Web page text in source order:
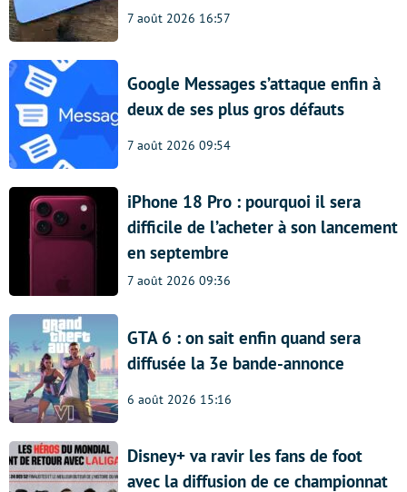
7 août 2026 16:57
Google Messages s’attaque enfin à
deux de ses plus gros défauts
7 août 2026 09:54
iPhone 18 Pro : pourquoi il sera
difficile de l’acheter à son lancement
en septembre
7 août 2026 09:36
GTA 6 : on sait enfin quand sera
diffusée la 3e bande-annonce
6 août 2026 15:16
Disney+ va ravir les fans de foot
avec la diffusion de ce championnat